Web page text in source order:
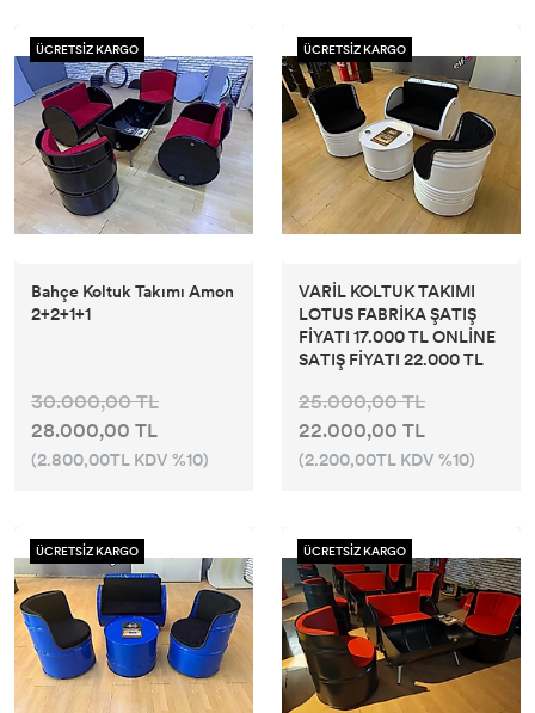
ÜCRETSİZ KARGO
Bahçe Koltuk Takımı Amon
2+2+1+1
30.000,00 TL
28.000,00 TL
(2.800,00TL KDV %10)
ÜCRETSİZ KARGO
VARİL KOLTUK TAKIMI
LOTUS FABRİKA ŞATIŞ
FİYATI 17.000 TL ONLİNE
SATIŞ FİYATI 22.000 TL
25.000,00 TL
22.000,00 TL
(2.200,00TL KDV %10)
ÜCRETSİZ KARGO ÜCRETSİZ KARGO